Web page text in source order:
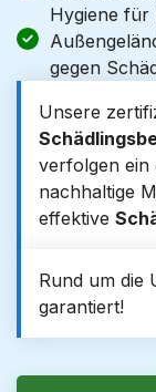
Hygiene für
gegen
Unsere
verfolgen ein
nachhaltige
effektive
Rund um die
garantiert!